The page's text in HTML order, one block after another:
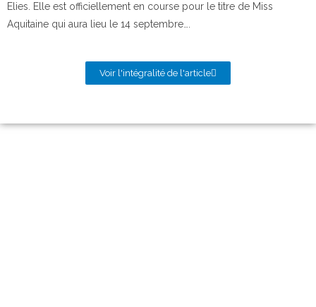
Elies. Elle est officiellement en course pour le titre de Miss
Aquitaine qui aura lieu le 14 septembre….
Voir l'intégralité de l'article